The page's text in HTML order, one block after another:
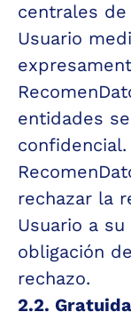
centrales
Usuario
entidades
confidencial.
rechazar la
Usuario a
obligación
rechazo.
2.2.